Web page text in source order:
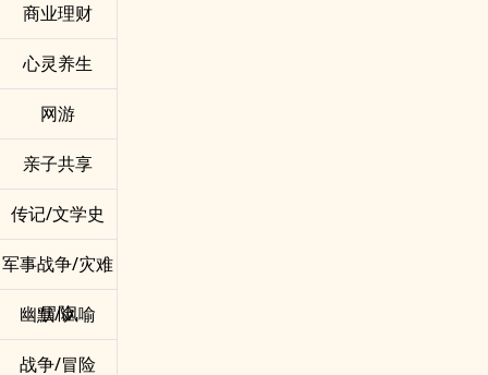
商业理财
心灵养生
网游
亲子共享
传记/文学史
军事战争/灾难
冒险
幽默/讽喻
战争/冒险